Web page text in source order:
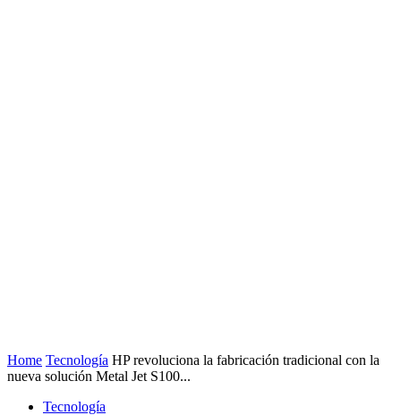
Home Tecnología HP revoluciona la fabricación tradicional con la
nueva solución Metal Jet S100...
Tecnología